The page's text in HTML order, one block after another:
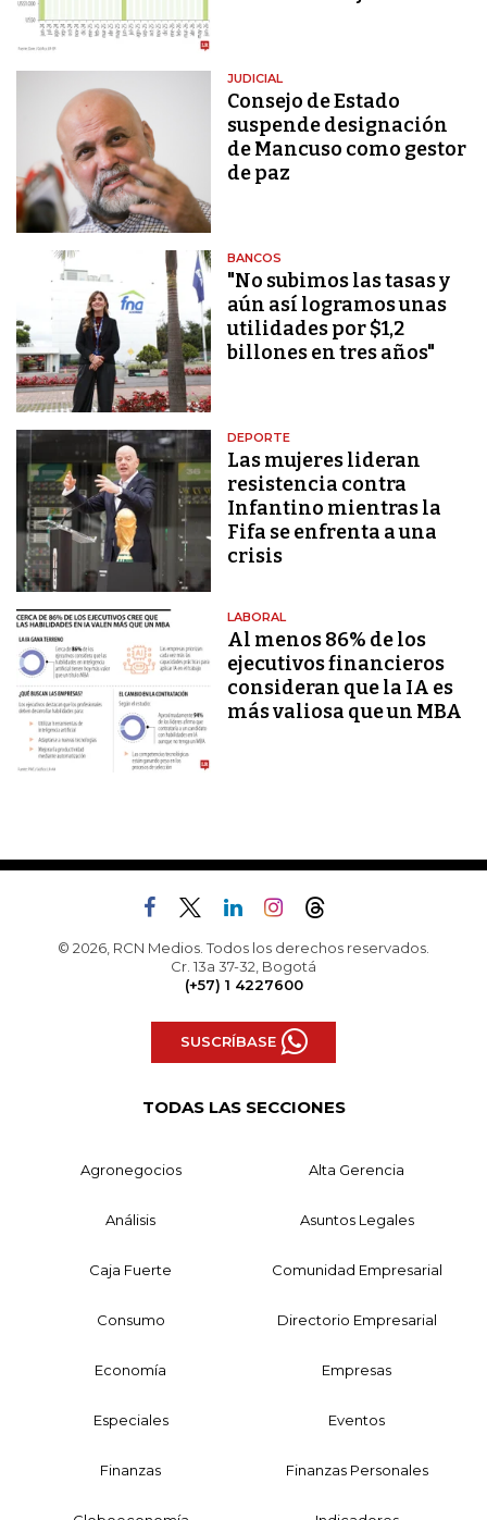
JUDICIAL
Consejo de Estado
suspende designación
de Mancuso como gestor
de paz
BANCOS
"No subimos las tasas y
aún así logramos unas
utilidades por $1,2
billones en tres años"
DEPORTE
Las mujeres lideran
resistencia contra
Infantino mientras la
Fifa se enfrenta a una
crisis
LABORAL
Al menos 86% de los
ejecutivos financieros
consideran que la IA es
más valiosa que un MBA
© 2026, RCN Medios. Todos los derechos reservados.
Cr. 13a 37-32, Bogotá
(+57) 1 4227600
SUSCRÍBASE
TODAS LAS SECCIONES
Agronegocios Alta Gerencia
Análisis Asuntos Legales
Caja Fuerte Comunidad Empresarial
Consumo Directorio Empresarial
Economía Empresas
Especiales Eventos
Finanzas Finanzas Personales